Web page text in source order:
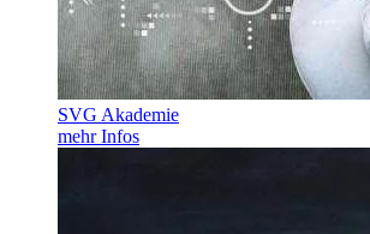
SVG Akademie
mehr Infos